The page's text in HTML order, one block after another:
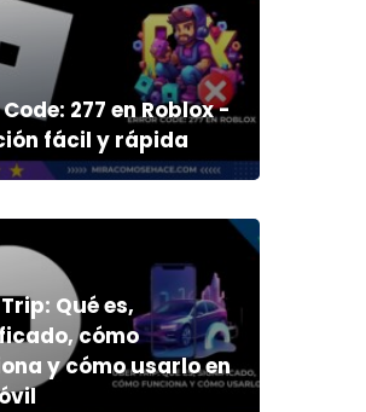
277 en Roblox -
fácil y rápida
Qué es,
cómo
y cómo usarlo en